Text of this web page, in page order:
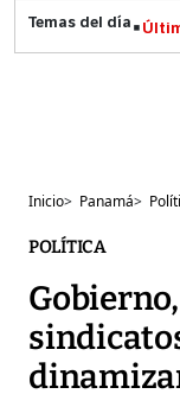
Inicio> Panamá>
POLÍTICA